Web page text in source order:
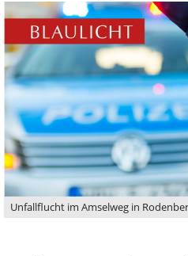
Unfallflucht im Amselweg in